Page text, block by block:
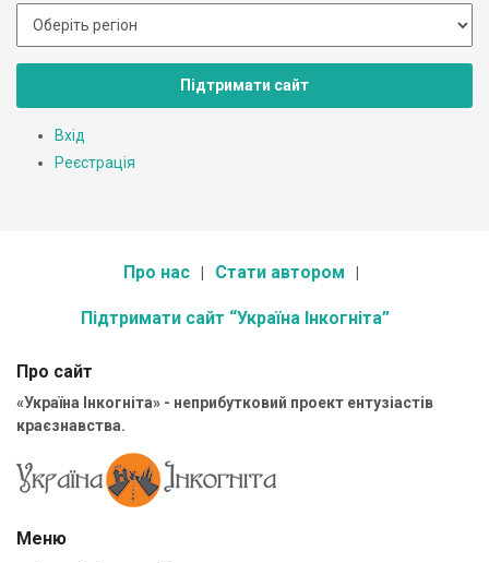
Підтримати сайт
Вхід
Реєстрація
Про нас Стати автором
Підтримати сайт “Україна Інкогніта”
Про сайт
«Україна Інкогніта» - неприбутковий проект ентузіастів
краєзнавства.
Меню